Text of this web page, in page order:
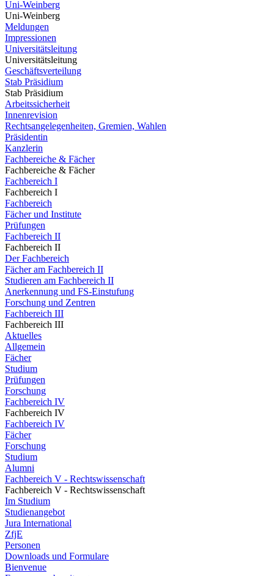
Uni-Weinberg
Uni-Weinberg
Meldungen
Impressionen
Universitätsleitung
Universitätsleitung
Geschäftsverteilung
Stab Präsidium
Stab Präsidium
Arbeitssicherheit
Innenrevision
Rechtsangelegenheiten, Gremien, Wahlen
Präsidentin
Kanzlerin
Fachbereiche & Fächer
Fachbereiche & Fächer
Fachbereich I
Fachbereich I
Fachbereich
Fächer und Institute
Prüfungen
Fachbereich II
Fachbereich II
Der Fachbereich
Fächer am Fachbereich II
Studieren am Fachbereich II
Anerkennung und FS-Einstufung
Forschung und Zentren
Fachbereich III
Fachbereich III
Aktuelles
Allgemein
Fächer
Studium
Prüfungen
Forschung
Fachbereich IV
Fachbereich IV
Fachbereich IV
Fächer
Forschung
Studium
Alumni
Fachbereich V - Rechtswissenschaft
Fachbereich V - Rechtswissenschaft
Im Studium
Studienangebot
Jura International
ZfjE
Personen
Downloads und Formulare
Bienvenue